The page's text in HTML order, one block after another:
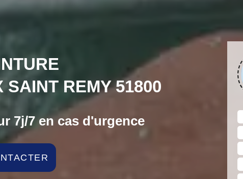
REMY 51800
7j/7 en cas d'urgence